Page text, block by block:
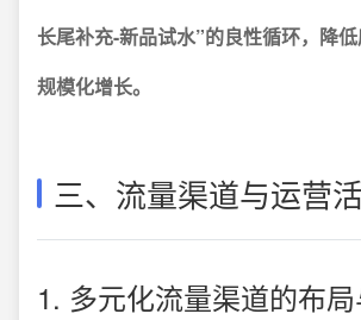
长尾补充-新品试水”的良性循环，降
规模化增长。
三、流量渠道与运营
1. 多元化流量渠道的布